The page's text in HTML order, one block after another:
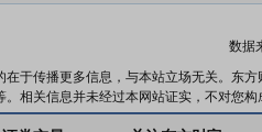
数据
在于传播更多信息，与本站立场无关。东
相关信息并未经过本网站证实，不对您